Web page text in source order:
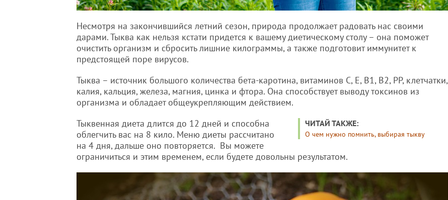
Несмотря на закончившийся летний сезон, природа продолжает радовать нас своими
дарами. Тыква как нельзя кстати придется к вашему диетическому столу – она поможет
очистить организм и сбросить лишние килограммы, а также подготовит иммунитет к
предстоящей поре вирусов.
Тыква – источник большого количества бета-каротина, витаминов С, Е, В1, В2, РР, клетчатки,
калия, кальция, железа, магния, цинка и фтора. Она способствует выводу токсинов из
организма и обладает общеукрепляющим действием.
ЧИТАЙ ТАКЖЕ:
О чем нужно помнить, выбирая тыкву
Тыквенная диета длится до 12 дней и способна
облегчить вас на 8 кило. Меню диеты рассчитано
на 4 дня, дальше оно повторяется. Вы можете
ограничиться и этим временем, если будете довольны результатом.